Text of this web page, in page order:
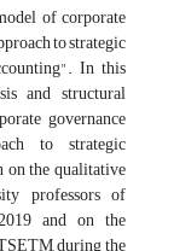
of corporate
to strategic
In this
and structural
governance
to strategic
on the qualitative
professors of
and on the